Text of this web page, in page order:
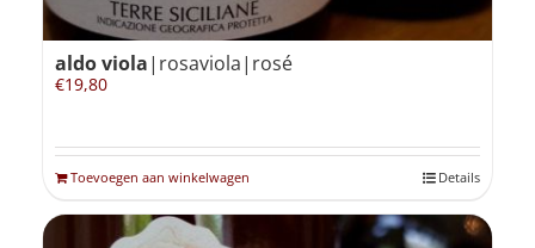
aldo viola|rosaviola|rosé
€19,80
Toevoegen aan winkelwagen Details